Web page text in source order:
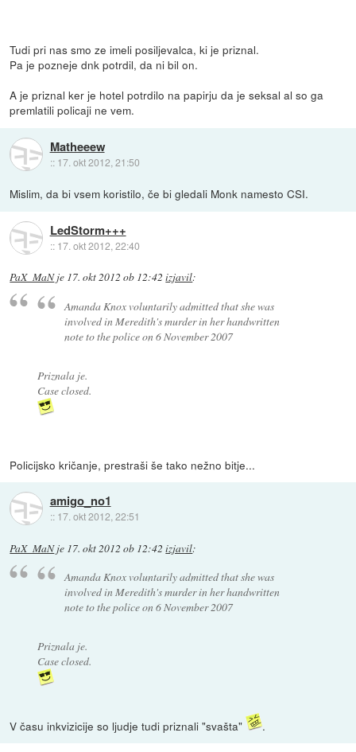
Tudi pri nas smo ze imeli posiljevalca, ki je priznal.
Pa je pozneje dnk potrdil, da ni bil on.
A je priznal ker je hotel potrdilo na papirju da je seksal al so ga
premlatili policaji ne vem.
Matheeew
:: 17. okt 2012, 21:50
Mislim, da bi vsem koristilo, če bi gledali Monk namesto CSI.
LedStorm+++
:: 17. okt 2012, 22:40
PaX_MaNje 17. okt 2012 ob 12:42 izjavil:
Amanda Knox voluntarily admitted that she was
involved in Meredith's murder in her handwritten
note to the police on 6 November 2007
Priznala je.
Case closed.
Policijsko kričanje, prestraši še tako nežno bitje...
amigo_no1
:: 17. okt 2012, 22:51
PaX_MaNje 17. okt 2012 ob 12:42 izjavil:
Amanda Knox voluntarily admitted that she was
involved in Meredith's murder in her handwritten
note to the police on 6 November 2007
Priznala je.
Case closed.
V času inkvizicije so ljudje tudi priznali "svašta" .